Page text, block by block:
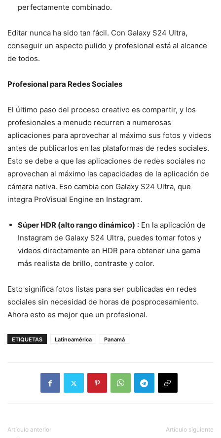
perfectamente combinado.
Editar nunca ha sido tan fácil. Con Galaxy S24 Ultra,
conseguir un aspecto pulido y profesional está al alcance
de todos.
Profesional para Redes Sociales
El último paso del proceso creativo es compartir, y los
profesionales a menudo recurren a numerosas
aplicaciones para aprovechar al máximo sus fotos y videos
antes de publicarlos en las plataformas de redes sociales.
Esto se debe a que las aplicaciones de redes sociales no
aprovechan al máximo las capacidades de la aplicación de
cámara nativa. Eso cambia con Galaxy S24 Ultra, que
integra ProVisual Engine en Instagram.
Súper HDR (alto rango dinámico) : En la aplicación de
Instagram de Galaxy S24 Ultra, puedes tomar fotos y
videos directamente en HDR para obtener una gama
más realista de brillo, contraste y color.
Esto significa fotos listas para ser publicadas en redes
sociales sin necesidad de horas de posprocesamiento.
Ahora esto es mejor que un profesional.
ETIQUETAS Latinoamérica Panamá
Artículo anterior Artículo siguiente